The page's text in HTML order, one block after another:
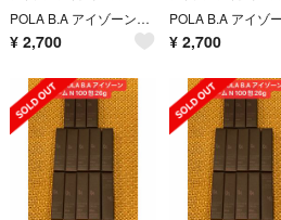
POLA B.A アイゾーンクリーム N 6g
¥ 2,700 ¥ 2,700